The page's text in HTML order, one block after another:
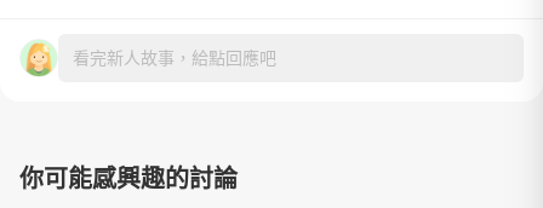
看完新人故事，給點回應吧
你可能感興趣的討論